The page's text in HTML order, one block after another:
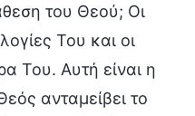
του Θεού; Οι
Του και οι
Του. Αυτή είναι η
ανταμείβει το